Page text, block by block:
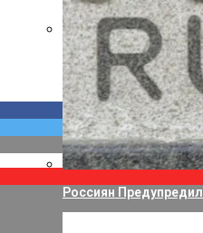
Canon Выпустила
Россиян